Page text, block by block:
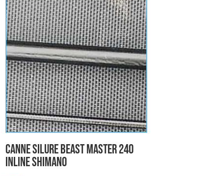
Canne Silure Beast Master 240
inline SHIMANO